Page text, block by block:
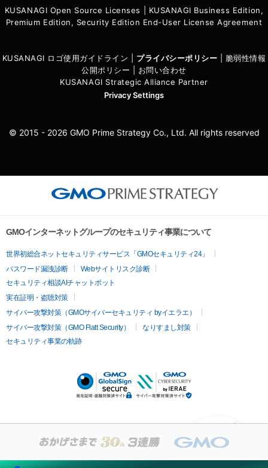
KUSANAGI Open Source Licenses
KUSANAGI Business Edition,
Premium Edition, Security Edition End-User License Agreement
KUSANAGI ロゴ使用ガイドライン プライバシーポリシー
脆弱性情報
公開ポリシー
お問い合わせ
KUSANAGI Strategic Alliance Partner
Privacy Settings
© 2015 - 2026 GMO Prime Strategy Co., Ltd. All rights reserved
GMOインターネットグループのセキュリティ事業について
世界初総合ネットセキュリティサービス「GMOセキュリティ24」
パスワード漏洩診断
Webサイトリスク診断
セキュリティ相談AIチャットボット
実在証明・盗聴対策
サイバー攻撃対策（GMOサイバーセキュリティ byイエラエ）
サイバー攻撃対策（GMO Flatt Security）
なりすまし対策
セキュリティ事業の軌跡
KUSANAGIについての質
問はありますか？